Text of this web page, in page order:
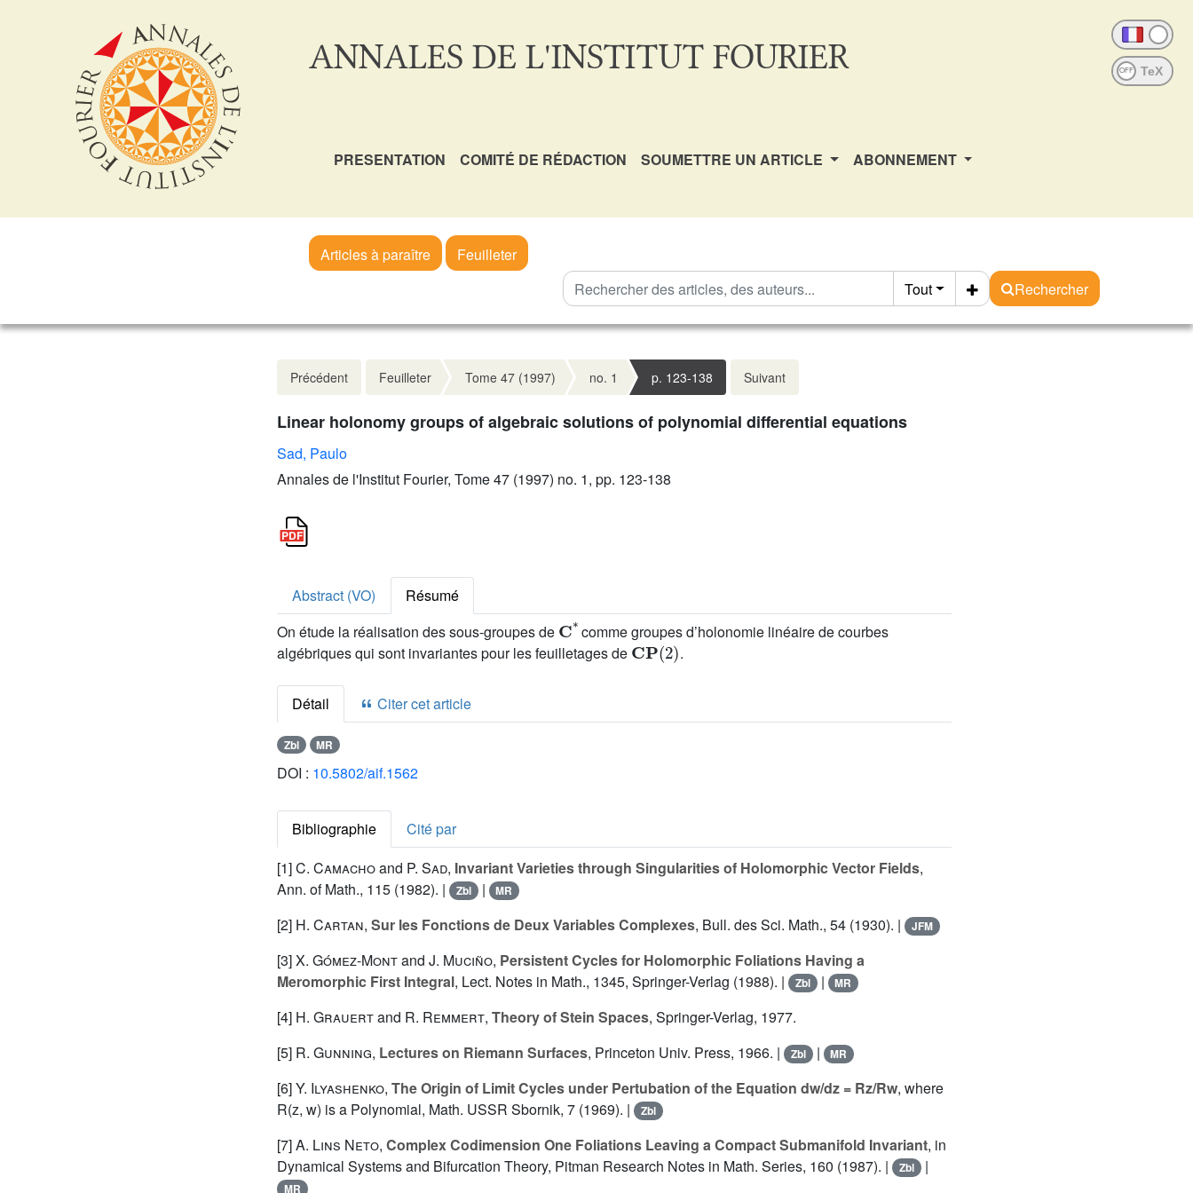
ANNALES DE L'INSTITUT FOURIER OFF
PRESENTATION COMITÉ DE RÉDACTION SOUMETTRE UN ARTICLE ABONNEMENT
Articles à paraître
Feuilleter
Tout
Rechercher
Précédent Feuilleter Tome 47 (1997) no. 1 p. 123-138 Suivant
Linear holonomy groups of algebraic solutions of polynomial differential equations
Sad, Paulo
Annales de l'Institut Fourier, Tome 47 (1997) no. 1, pp. 123-138
Abstract (VO)
Résumé
On étude la réalisation des sous-groupes de
C*
comme groupes d’holonomie linéaire de courbes
algébriques qui sont invariantes pour les feuilletages de
CP(2)
.
Détail Citer cet article
Zbl MR
DOI : 10.5802/aif.1562
Bibliographie
Cité par
[1]C. Camachoand P. Sad, Invariant Varieties through Singularities of Holomorphic Vector Fields,
Ann. of Math., 115 (1982). |
Zbl | MR
[2] H. Cartan, Sur les Fonctions de Deux Variables Complexes, Bull. des Sci. Math., 54 (1930). | JFM
[3]X. Gómez-Montand J. Muciño, Persistent Cycles for Holomorphic Foliations Having a
Meromorphic First Integral, Lect. Notes in Math., 1345, Springer-Verlag (1988). | Zbl | MR
[4] H. Grauertand R. Remmert, Theory of Stein Spaces, Springer-Verlag, 1977.
[5] R. Gunning, Lectures on Riemann Surfaces, Princeton Univ. Press, 1966. | Zbl | MR
[6]Y. Ilyashenko, The Origin of Limit Cycles under Pertubation of the Equation dw/dz = Rz/Rw, where
R(z, w) is a Polynomial, Math. USSR Sbornik, 7 (1969). |
Zbl
[7]A. Lins Neto, Complex Codimension One Foliations Leaving a Compact Submanifold Invariant, in
Dynamical Systems and Bifurcation Theory, Pitman Research Notes in Math. Series, 160 (1987). |
Zbl |
MR